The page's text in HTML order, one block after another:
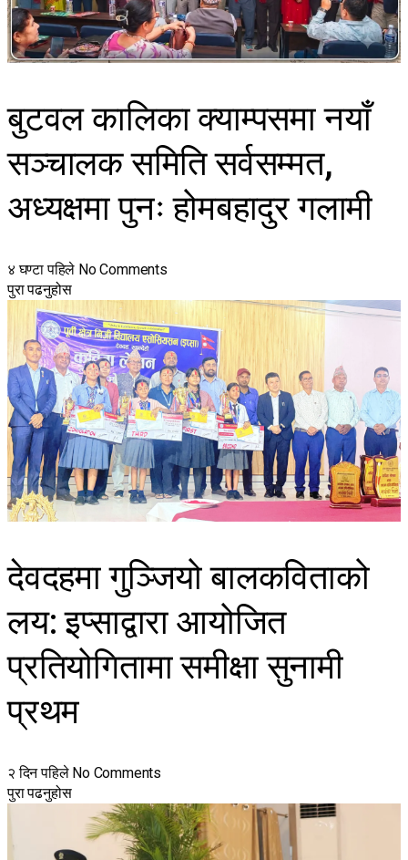
बुटवल कालिका क्याम्पसमा नयाँ
सञ्चालक समिति सर्वसम्मत,
अध्यक्षमा पुनः होमबहादुर गलामी
४ घण्टा पहिले No Comments
पुरा पढनुहोस
देवदहमा गुञ्जियो बालकविताको
लय: इप्साद्वारा आयोजित
प्रतियोगितामा समीक्षा सुनामी
प्रथम
२ दिन पहिले No Comments
पुरा पढनुहोस